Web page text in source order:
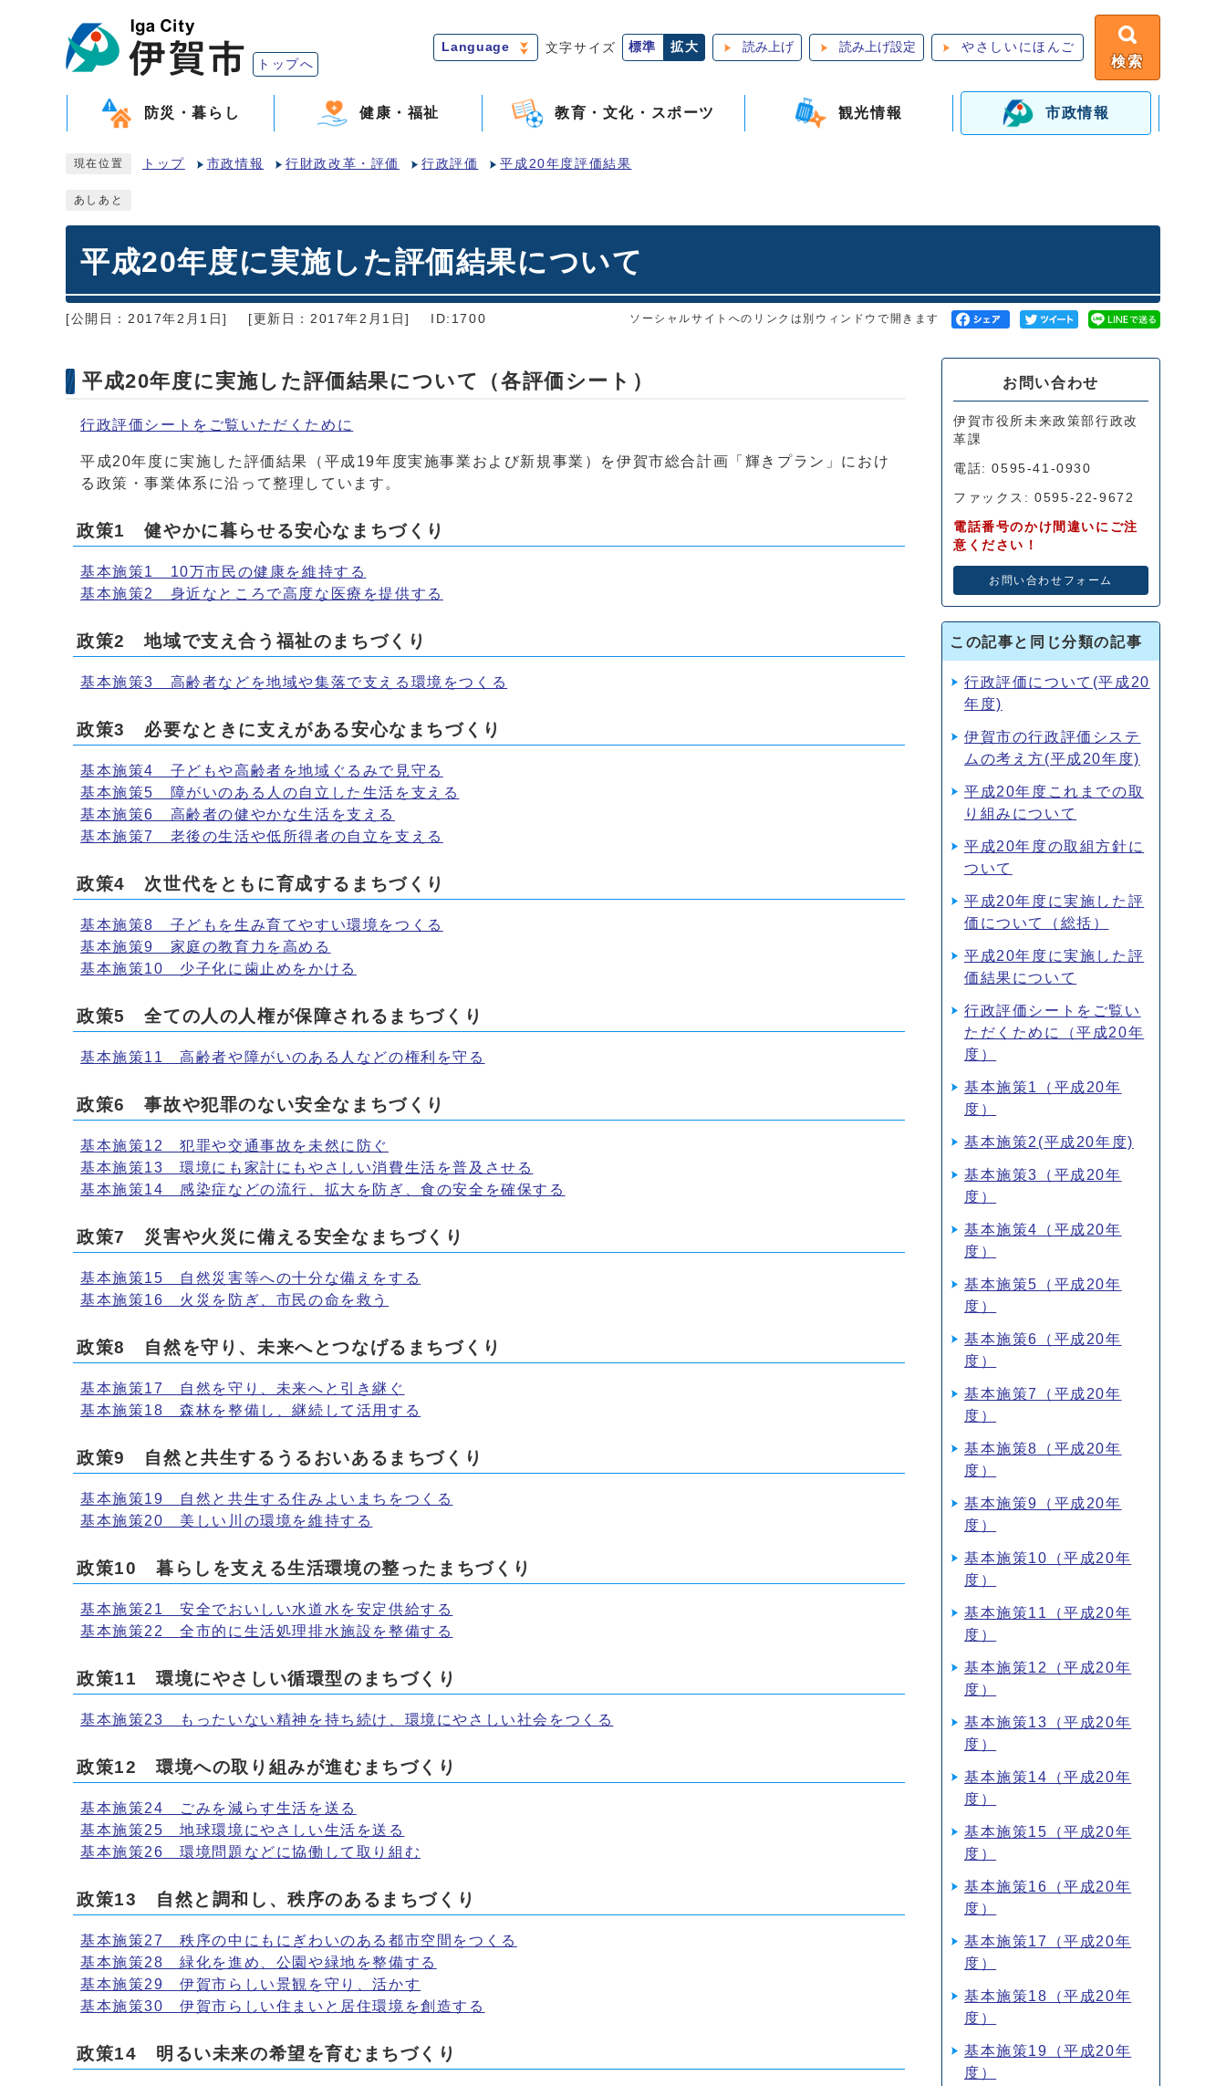
トップへ
Language 文字サイズ 標準 拡大 読み上げ 読み上げ設定 やさしいにほんご
検索
防災・暮らし 健康・福祉 教育・文化・スポーツ 観光情報 市政情報
現在位置 トップ 市政情報 行財政改革・評価 行政評価 平成20年度評価結果
あしあと
平成20年度に実施した評価結果について
[公開日：2017年2月1日] [更新日：2017年2月1日] ID:1700 ソーシャルサイトへのリンクは別ウィンドウで開きます
平成20年度に実施した評価結果について（各評価シート）
行政評価シートをご覧いただくために
平成20年度に実施した評価結果（平成19年度実施事業および新規事業）を伊賀市総合計画「輝きプラン」におけ
る政策・事業体系に沿って整理しています。
政策1 健やかに暮らせる安心なまちづくり
基本施策1 10万市民の健康を維持する
基本施策2 身近なところで高度な医療を提供する
政策2 地域で支え合う福祉のまちづくり
基本施策3 高齢者などを地域や集落で支える環境をつくる
政策3 必要なときに支えがある安心なまちづくり
基本施策4 子どもや高齢者を地域ぐるみで見守る
基本施策5 障がいのある人の自立した生活を支える
基本施策6 高齢者の健やかな生活を支える
基本施策7 老後の生活や低所得者の自立を支える
政策4 次世代をともに育成するまちづくり
基本施策8 子どもを生み育てやすい環境をつくる
基本施策9 家庭の教育力を高める
基本施策10 少子化に歯止めをかける
政策5 全ての人の人権が保障されるまちづくり
基本施策11 高齢者や障がいのある人などの権利を守る
政策6 事故や犯罪のない安全なまちづくり
基本施策12 犯罪や交通事故を未然に防ぐ
基本施策13 環境にも家計にもやさしい消費生活を普及させる
基本施策14 感染症などの流行、拡大を防ぎ、食の安全を確保する
政策7 災害や火災に備える安全なまちづくり
基本施策15 自然災害等への十分な備えをする
基本施策16 火災を防ぎ、市民の命を救う
政策8 自然を守り、未来へとつなげるまちづくり
基本施策17 自然を守り、未来へと引き継ぐ
基本施策18 森林を整備し、継続して活用する
政策9 自然と共生するうるおいあるまちづくり
基本施策19 自然と共生する住みよいまちをつくる
基本施策20 美しい川の環境を維持する
政策10 暮らしを支える生活環境の整ったまちづくり
基本施策21 安全でおいしい水道水を安定供給する
基本施策22 全市的に生活処理排水施設を整備する
政策11 環境にやさしい循環型のまちづくり
基本施策23 もったいない精神を持ち続け、環境にやさしい社会をつくる
政策12 環境への取り組みが進むまちづくり
基本施策24 ごみを減らす生活を送る
基本施策25 地球環境にやさしい生活を送る
基本施策26 環境問題などに協働して取り組む
政策13 自然と調和し、秩序のあるまちづくり
基本施策27 秩序の中にもにぎわいのある都市空間をつくる
基本施策28 緑化を進め、公園や緑地を整備する
基本施策29 伊賀市らしい景観を守り、活かす
基本施策30 伊賀市らしい住まいと居住環境を創造する
政策14 明るい未来の希望を育むまちづくり
お問い合わせ
伊賀市役所未来政策部行政改
革課
電話: 0595-41-0930
ファックス: 0595-22-9672
電話番号のかけ間違いにご注
意ください！
お問い合わせフォーム
この記事と同じ分類の記事
行政評価について(平成20
年度)
伊賀市の行政評価システ
ムの考え方(平成20年度)
平成20年度これまでの取
り組みについて
平成20年度の取組方針に
ついて
平成20年度に実施した評
価について（総括）
平成20年度に実施した評
価結果について
行政評価シートをご覧い
ただくために（平成20年
度）
基本施策1（平成20年
度）
基本施策2(平成20年度)
基本施策3（平成20年
度）
基本施策4（平成20年
度）
基本施策5（平成20年
度）
基本施策6（平成20年
度）
基本施策7（平成20年
度）
基本施策8（平成20年
度）
基本施策9（平成20年
度）
基本施策10（平成20年
度）
基本施策11（平成20年
度）
基本施策12（平成20年
度）
基本施策13（平成20年
度）
基本施策14（平成20年
度）
基本施策15（平成20年
度）
基本施策16（平成20年
度）
基本施策17（平成20年
度）
基本施策18（平成20年
度）
基本施策19（平成20年
度）